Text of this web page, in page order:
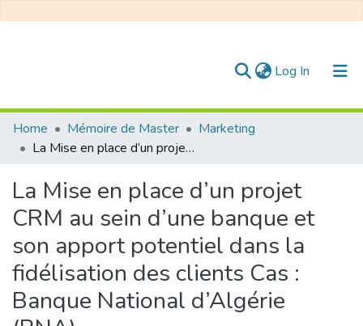
Log In (current)
Communities & Collections
All of DSpace
Statistics
Home Mémoire de Master
Marketing
La Mise en place d’un projet CRM au sein d’une banque et son apport potentiel dans la fidélisation des clients Cas : Banque National d’Algérie (BNA)
La Mise en place d’un projet
CRM au sein d’une banque et
son apport potentiel dans la
fidélisation des clients Cas :
Banque National d’Algérie